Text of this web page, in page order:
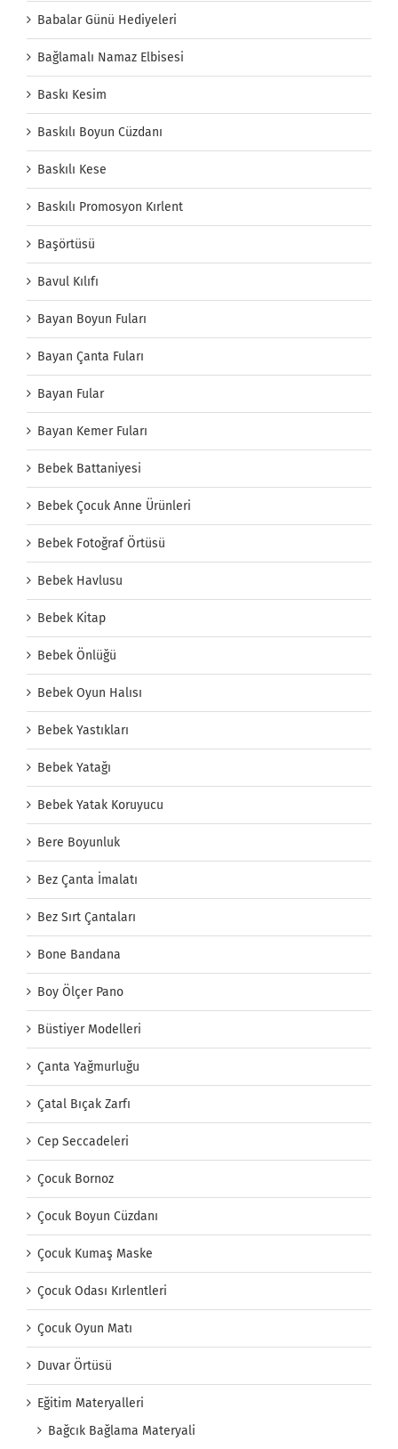
Babalar Günü Hediyeleri
Bağlamalı Namaz Elbisesi
Baskı Kesim
Baskılı Boyun Cüzdanı
Baskılı Kese
Baskılı Promosyon Kırlent
Başörtüsü
Bavul Kılıfı
Bayan Boyun Fuları
Bayan Çanta Fuları
Bayan Fular
Bayan Kemer Fuları
Bebek Battaniyesi
Bebek Çocuk Anne Ürünleri
Bebek Fotoğraf Örtüsü
Bebek Havlusu
Bebek Kitap
Bebek Önlüğü
Bebek Oyun Halısı
Bebek Yastıkları
Bebek Yatağı
Bebek Yatak Koruyucu
Bere Boyunluk
Bez Çanta İmalatı
Bez Sırt Çantaları
Bone Bandana
Boy Ölçer Pano
Büstiyer Modelleri
Çanta Yağmurluğu
Çatal Bıçak Zarfı
Cep Seccadeleri
Çocuk Bornoz
Çocuk Boyun Cüzdanı
Çocuk Kumaş Maske
Çocuk Odası Kırlentleri
Çocuk Oyun Matı
Duvar Örtüsü
Eğitim Materyalleri
Bağcık Bağlama Materyali